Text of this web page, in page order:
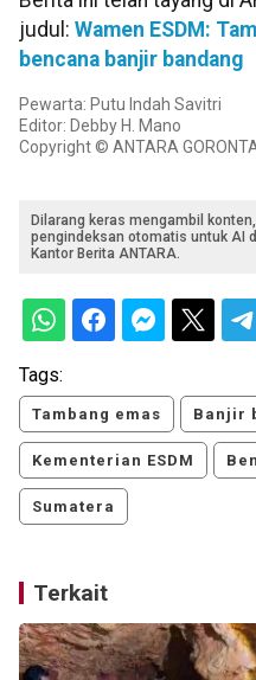
judul: Wamen ESDM:
bencana banjir bandang
Pewarta: Putu Indah Savitri
Editor: Debby H. Mano
Copyright © ANTARA
Dilarang keras mengambil
pengindeksan otomatis untuk AI
Kantor Berita ANTARA.
Tags:
Tambang emas Banjir
Kementerian ESDM
Sumatera
Terkait